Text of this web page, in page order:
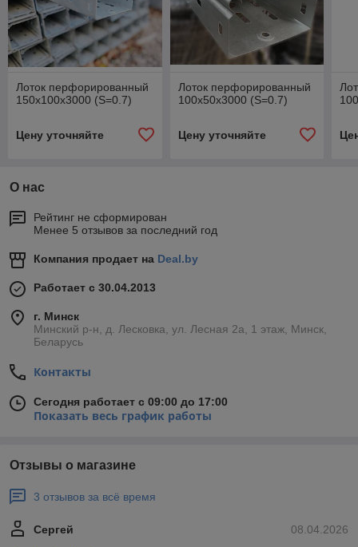
Лоток перфорированный
150х100х3000 (S=0.7)
Цену уточняйте
Лоток перфорированный
100х50х3000 (S=0.7)
Цену уточняйте
О нас
Рейтинг не сформирован
Менее 5 отзывов за последний год
Компания продает на Deal.by
Работает с 30.04.2013
г. Минск
Минский р-н, д. Лесковка, ул. Лесная 2а, 1 этаж, Минск,
Беларусь
Контакты
Сегодня работает с 09:00 до 17:00
Показать весь график работы
Отзывы о магазине
3 отзывов за всё время
08.04.2026
Сергей